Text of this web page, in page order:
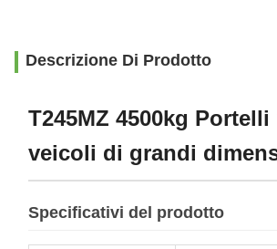
Descrizione Di Prodotto
T245MZ 4500kg Portelli
veicoli di grandi
Specificativi del prodotto